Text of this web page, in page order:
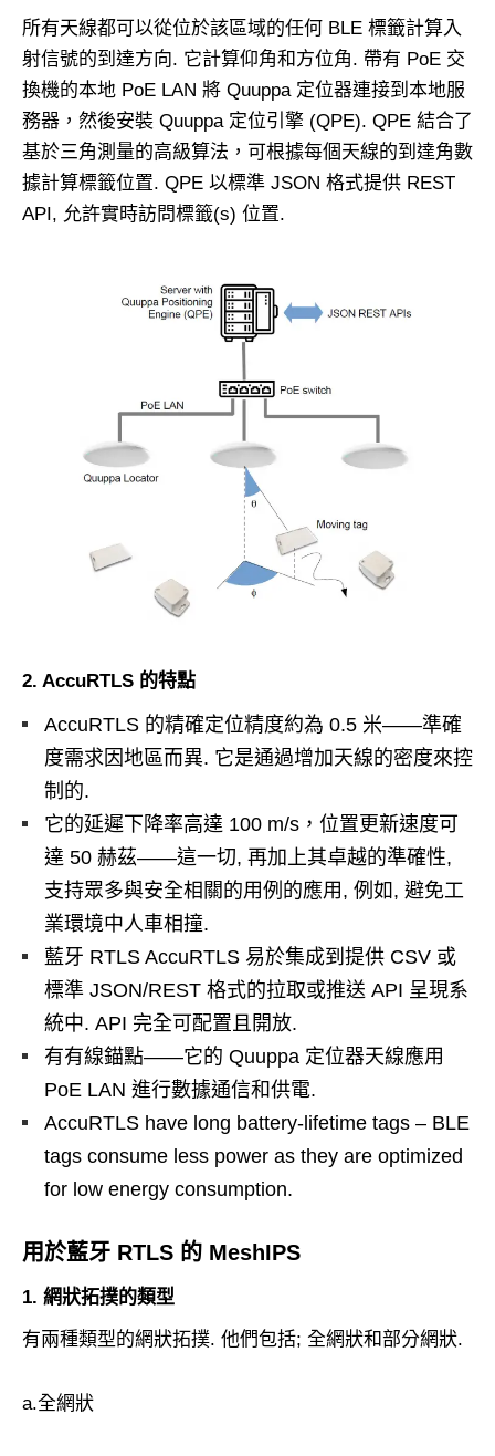
所有天線都可以從位於該區域的任何 BLE 標籤計算入
射信號的到達方向. 它計算仰角和方位角. 帶有 PoE 交
換機的本地 PoE LAN 將 Quuppa 定位器連接到本地服
務器，然後安裝 Quuppa 定位引擎 (QPE). QPE 結合了
基於三角測量的高級算法，可根據每個天線的到達角數
據計算標籤位置. QPE 以標準 JSON 格式提供 REST
API, 允許實時訪問標籤(s) 位置.
2. AccuRTLS 的特點
AccuRTLS 的精確定位精度約為 0.5 米——準確
度需求因地區而異. 它是通過增加天線的密度來控
制的.
它的延遲下降率高達 100 m/s，位置更新速度可
達 50 赫茲——這一切, 再加上其卓越的準確性,
支持眾多與安全相關的用例的應用, 例如, 避免工
業環境中人車相撞.
藍牙 RTLS AccuRTLS 易於集成到提供 CSV 或
標準 JSON/REST 格式的拉取或推送 API 呈現系
統中. API 完全可配置且開放.
有有線錨點——它的 Quuppa 定位器天線應用
PoE LAN 進行數據通信和供電.
AccuRTLS have long battery-lifetime tags – BLE
tags consume less power as they are optimized
for low energy consumption.
用於藍牙 RTLS 的 MeshIPS
1. 網狀拓撲的類型
有兩種類型的網狀拓撲. 他們包括; 全網狀和部分網狀.
a.全網狀